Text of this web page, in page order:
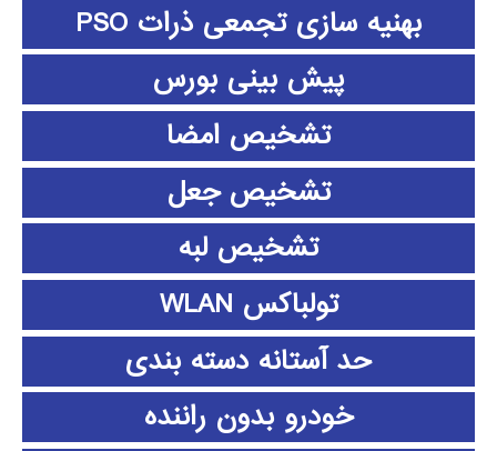
بهنیه سازی تجمعی ذرات PSO
پیش بینی بورس
تشخیص امضا
تشخیص جعل
تشخیص لبه
تولباکس WLAN
حد آستانه دسته بندی
خودرو بدون راننده